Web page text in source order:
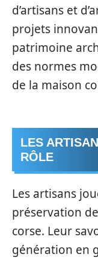
d’artisans et
projets
patrimoine
des normes
de la maison
LES
RÔLE
Les artisans
préservation
corse. Leur
génération en